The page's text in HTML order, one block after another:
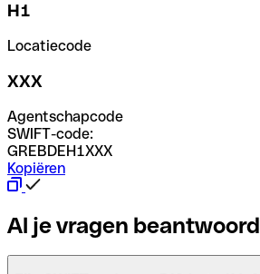
H1
Locatiecode
XXX
Agentschapcode
SWIFT-code:
GREBDEH1XXX
Kopiëren
Al je vragen beantwoord